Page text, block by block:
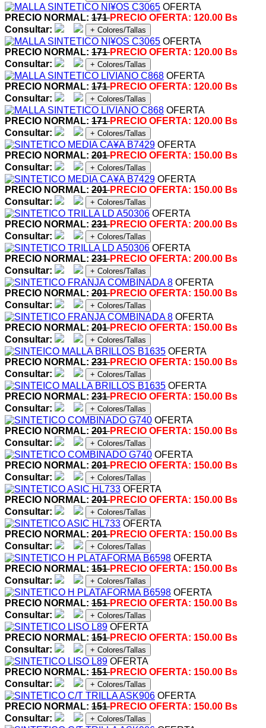
OFERTA
PRECIO NORMAL: 171PRECIO OFERTA: 120.00 Bs
Consultar:
+ Colores/Tallas
OFERTA
PRECIO NORMAL: 171PRECIO OFERTA: 120.00 Bs
Consultar:
+ Colores/Tallas
OFERTA
PRECIO NORMAL: 171PRECIO OFERTA: 120.00 Bs
Consultar:
+ Colores/Tallas
OFERTA
PRECIO NORMAL: 171PRECIO OFERTA: 120.00 Bs
Consultar:
+ Colores/Tallas
OFERTA
PRECIO NORMAL: 201PRECIO OFERTA: 150.00 Bs
Consultar:
+ Colores/Tallas
OFERTA
PRECIO NORMAL: 201PRECIO OFERTA: 150.00 Bs
Consultar:
+ Colores/Tallas
OFERTA
PRECIO NORMAL: 231PRECIO OFERTA: 200.00 Bs
Consultar:
+ Colores/Tallas
OFERTA
PRECIO NORMAL: 231PRECIO OFERTA: 200.00 Bs
Consultar:
+ Colores/Tallas
OFERTA
PRECIO NORMAL: 201PRECIO OFERTA: 150.00 Bs
Consultar:
+ Colores/Tallas
OFERTA
PRECIO NORMAL: 201PRECIO OFERTA: 150.00 Bs
Consultar:
+ Colores/Tallas
OFERTA
PRECIO NORMAL: 231PRECIO OFERTA: 150.00 Bs
Consultar:
+ Colores/Tallas
OFERTA
PRECIO NORMAL: 231PRECIO OFERTA: 150.00 Bs
Consultar:
+ Colores/Tallas
OFERTA
PRECIO NORMAL: 201PRECIO OFERTA: 150.00 Bs
Consultar:
+ Colores/Tallas
OFERTA
PRECIO NORMAL: 201PRECIO OFERTA: 150.00 Bs
Consultar:
+ Colores/Tallas
OFERTA
PRECIO NORMAL: 201PRECIO OFERTA: 150.00 Bs
Consultar:
+ Colores/Tallas
OFERTA
PRECIO NORMAL: 201PRECIO OFERTA: 150.00 Bs
Consultar:
+ Colores/Tallas
OFERTA
PRECIO NORMAL: 151PRECIO OFERTA: 150.00 Bs
Consultar:
+ Colores/Tallas
OFERTA
PRECIO NORMAL: 151PRECIO OFERTA: 150.00 Bs
Consultar:
+ Colores/Tallas
OFERTA
PRECIO NORMAL: 151PRECIO OFERTA: 150.00 Bs
Consultar:
+ Colores/Tallas
OFERTA
PRECIO NORMAL: 151PRECIO OFERTA: 150.00 Bs
Consultar:
+ Colores/Tallas
OFERTA
PRECIO NORMAL: 151PRECIO OFERTA: 150.00 Bs
Consultar:
+ Colores/Tallas